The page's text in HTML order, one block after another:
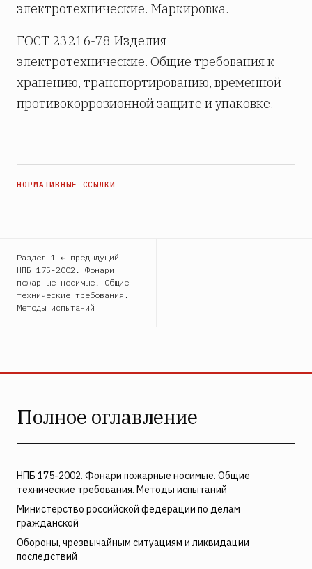
электротехнические. Маркировка.
ГОСТ 23216-78 Изделия
электротехнические. Общие требования к
хранению, транспортированию, временной
противокоррозионной защите и упаковке.
Раздел 1 ← предыдущий
НПБ 175-2002. Фонари
пожарные носимые. Общие
технические требования.
Методы испытаний
Полное оглавление
НПБ 175-2002. Фонари пожарные носимые. Общие
технические требования. Методы испытаний
Министерство российской федерации по делам
гражданской
Обороны, чрезвычайным ситуациям и ликвидации
последствий